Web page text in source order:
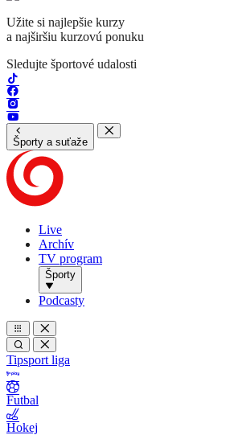
Užite si najlepšie kurzy
a najširšiu kurzovú ponuku
Sledujte športové udalosti
Športy a suťaže
Live
Archív
TV program
Športy
Podcasty
Tipsport liga
Futbal
Hokej